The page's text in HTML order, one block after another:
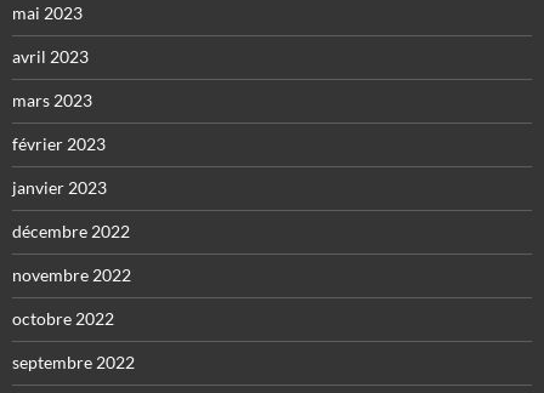
mai 2023
avril 2023
mars 2023
février 2023
janvier 2023
décembre 2022
novembre 2022
octobre 2022
septembre 2022